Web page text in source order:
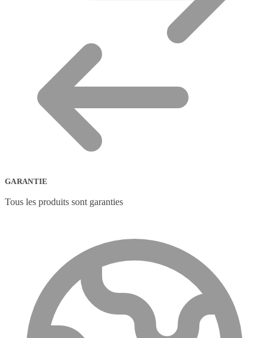
GARANTIE
Tous les produits sont garanties